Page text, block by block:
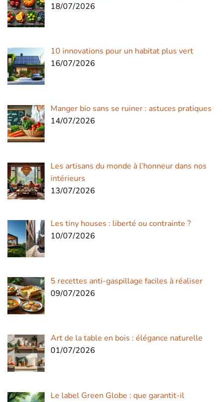
18/07/2026
10 innovations pour un habitat plus vert
16/07/2026
Manger bio sans se ruiner : astuces pratiques
14/07/2026
Les artisans du monde à l’honneur dans nos
intérieurs
13/07/2026
Les tiny houses : liberté ou contrainte ?
10/07/2026
5 recettes anti-gaspillage faciles à réaliser
09/07/2026
Art de la table en bois : élégance naturelle
01/07/2026
Le label Green Globe : que garantit-il